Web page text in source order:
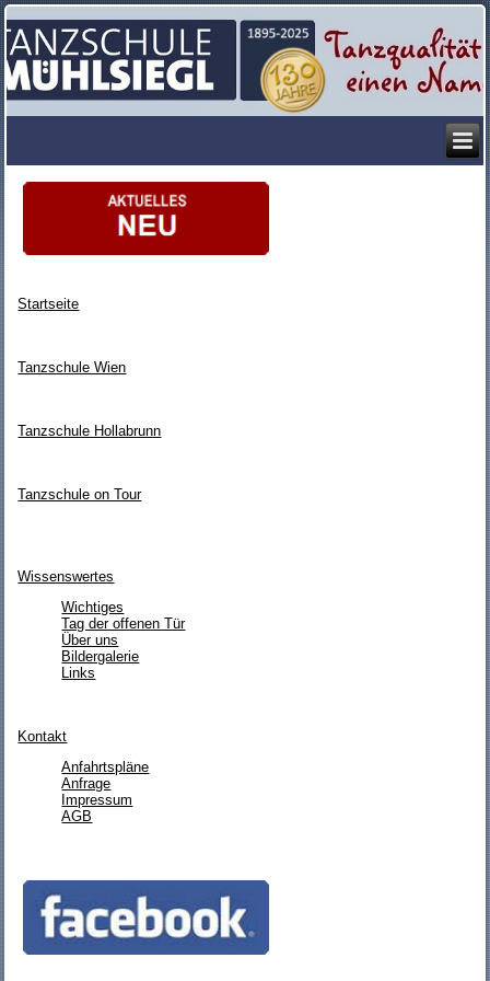
Startseite
Tanzschule Wien
Tanzschule Hollabrunn
Tanzschule on Tour
Wissenswertes
Wichtiges
Tag der offenen Tür
Über uns
Bildergalerie
Links
Kontakt
Anfahrtspläne
Anfrage
Impressum
AGB